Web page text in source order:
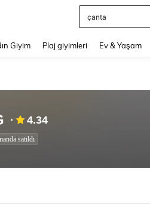
Squshy
Giyim Plaj giyimleri Ev & Yaşam
4.34
satıldı